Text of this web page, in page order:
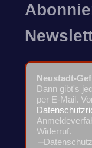
Neustadt-
Dann gibt's
per E-Mail.
Widerruf.